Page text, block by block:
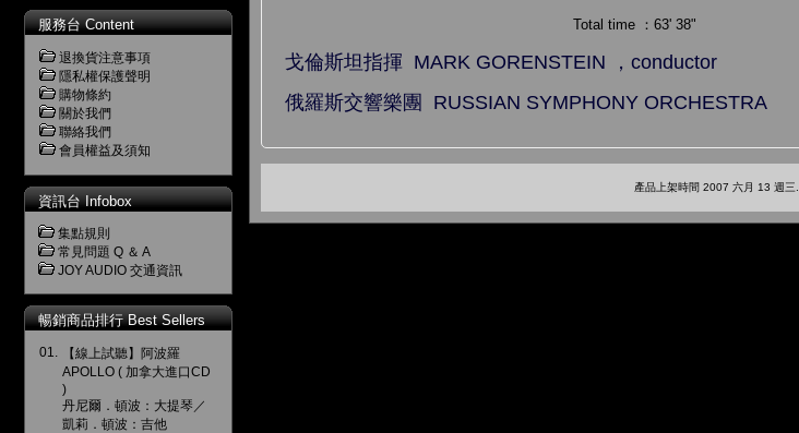
服務台 Content
退換貨注意事項
隱私權保護聲明
購物條約
關於我們
聯絡我們
會員權益及須知
資訊台 Infobox
集點規則
常見問題 Q ＆ A
JOY AUDIO 交通資訊
暢銷商品排行 Best Sellers
01.
【線上試聽】阿波羅
APOLLO ( 加拿大進口CD
)
丹尼爾．頓波：大提琴／
凱莉．頓波：吉他
Total time ：63' 38"
戈倫斯坦指揮 MARK GORENSTEIN ，conductor
俄羅斯交響樂團 RUSSIAN SYMPHONY ORCHESTRA
產品上架時間 2007 六月 13 週三.